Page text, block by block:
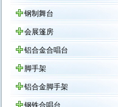
钢制舞台
会展篷房
铝合金合唱台
脚手架
铝合金脚手架
钢铁合唱台